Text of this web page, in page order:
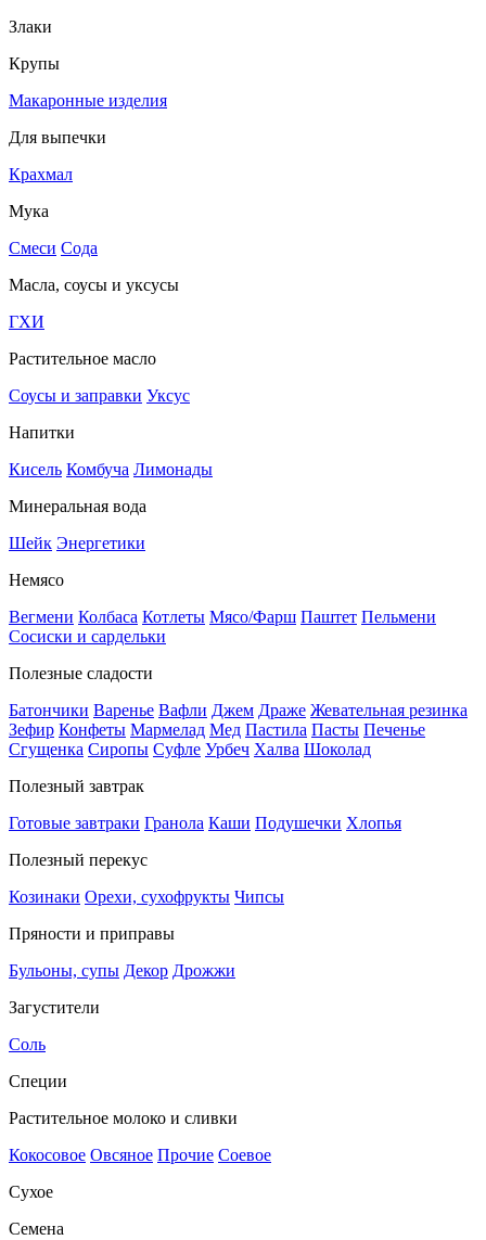
Злаки
Крупы
Макаронные изделия
Для выпечки
Крахмал
Мука
Смеси Сода
Масла, соусы и уксусы
ГХИ
Растительное масло
Соусы и заправки Уксус
Напитки
Кисель Комбуча Лимонады
Минеральная вода
Шейк Энергетики
Немясо
Вегмени Колбаса Котлеты Мясо/Фарш Паштет Пельмени
Сосиски и сардельки
Полезные сладости
Батончики Варенье Вафли Джем Драже Жевательная резинка
Зефир Конфеты Мармелад Мед Пастила Пасты Печенье
Сгущенка Сиропы Суфле Урбеч Халва Шоколад
Полезный завтрак
Готовые завтраки Гранола Каши Подушечки Хлопья
Полезный перекус
Козинаки Орехи, сухофрукты Чипсы
Пряности и приправы
Бульоны, супы Декор Дрожжи
Загустители
Соль
Специи
Растительное молоко и сливки
Кокосовое Овсяное Прочие Соевое
Сухое
Семена